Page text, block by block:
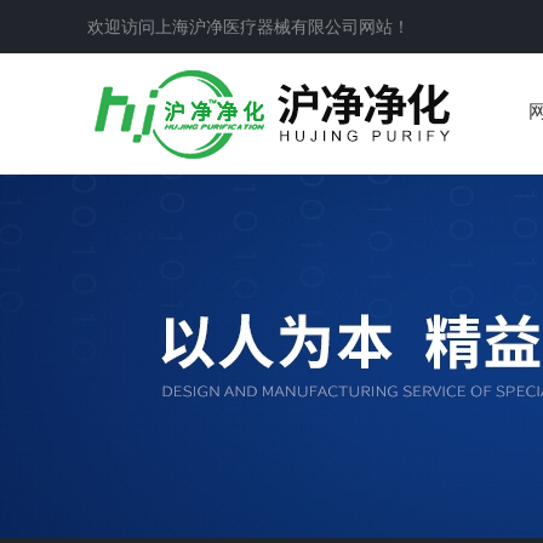
欢迎访问上海沪净医疗器械有限公司网站！